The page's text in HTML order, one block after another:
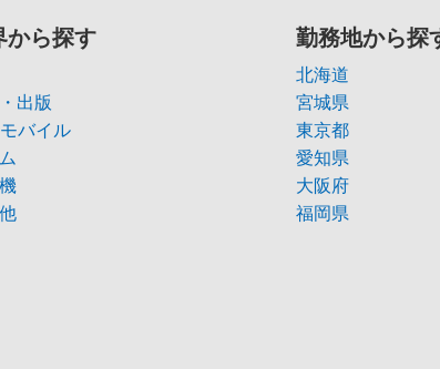
から探す
出版
バイル
勤務地から探
北海道
宮城県
東京都
愛知県
大阪府
福岡県